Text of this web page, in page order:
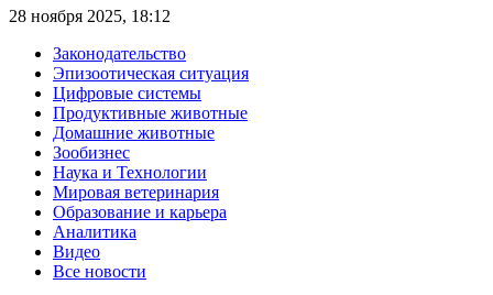
28 ноября 2025, 18:12
Законодательство
Эпизоотическая ситуация
Цифровые системы
Продуктивные животные
Домашние животные
Зообизнес
Наука и Технологии
Мировая ветеринария
Образование и карьера
Аналитика
Видео
Все новости